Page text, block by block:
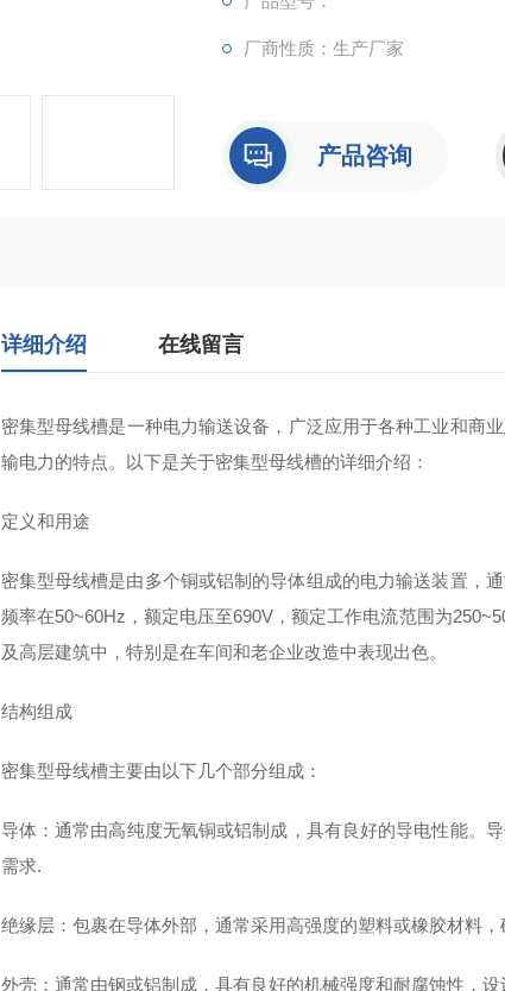
厂商性质：生产厂家
产品咨询
详细介绍 在线留言
密集型母线槽‌是一种电力输送设备，广泛应用于各种工业和商
输电力的特点。以下是关于密集型母线槽的详细介绍：
定义和用途
密集型母线槽是由多个铜或铝制的导体组成的电力输送装置，
频率在50~60Hz，额定电压至690V，额定工作电流范围为
及高层建筑中，特别是在车间和老企业改造中表现出色‌。
结构组成
密集型母线槽主要由以下几个部分组成：
导体‌：通常由高纯度无氧铜或铝制成，具有良好的导电性能。
需求‌.
绝缘层‌：包裹在导体外部，通常采用高强度的塑料或橡胶材料
外壳‌：通常由钢或铝制成，具有良好的机械强度和耐腐蚀性，